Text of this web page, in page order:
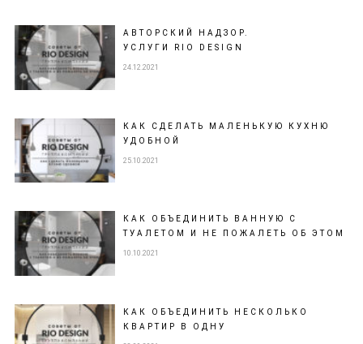
АВТОРСКИЙ НАДЗОР.
УСЛУГИ RIO DESIGN
24.12.2021
КАК СДЕЛАТЬ МАЛЕНЬКУЮ КУХНЮ
УДОБНОЙ
25.10.2021
КАК ОБЪЕДИНИТЬ ВАННУЮ С
ТУАЛЕТОМ И НЕ ПОЖАЛЕТЬ ОБ ЭТОМ
10.10.2021
КАК ОБЪЕДИНИТЬ НЕСКОЛЬКО
КВАРТИР В ОДНУ